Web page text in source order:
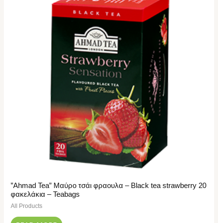
”Ahmad Tea” Μαύρο τσάι φραουλα – Black tea strawberry 20
φακελάκια – Teabags
All Products